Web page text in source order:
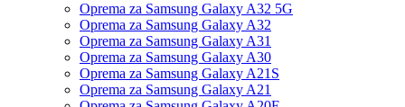
Oprema za Samsung Galaxy A32 5G
Oprema za Samsung Galaxy A32
Oprema za Samsung Galaxy A31
Oprema za Samsung Galaxy A30
Oprema za Samsung Galaxy A21S
Oprema za Samsung Galaxy A21